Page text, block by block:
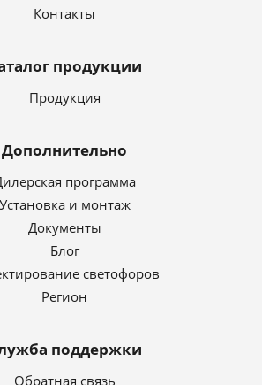
Контакты
продукции
Продукция
Дополнительно
программа
Установка и монтаж
Документы
Блог
светофоров
Регион
поддержки
Обратная связь